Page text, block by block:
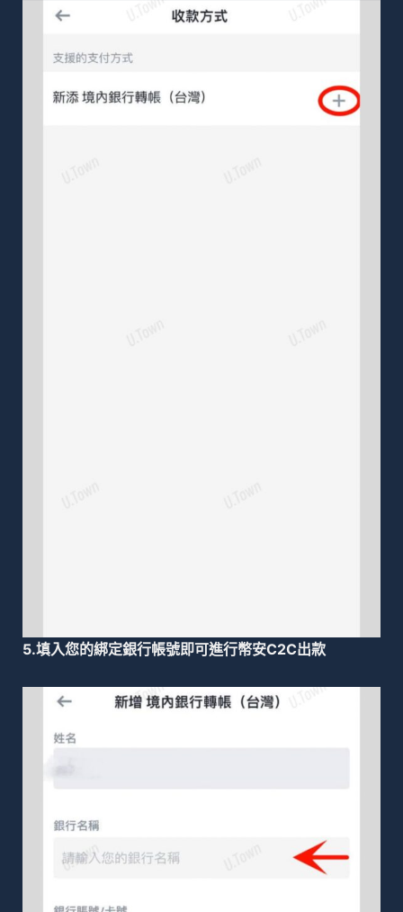
5.填入您的綁定銀行帳號即可進行幣安C2C出款